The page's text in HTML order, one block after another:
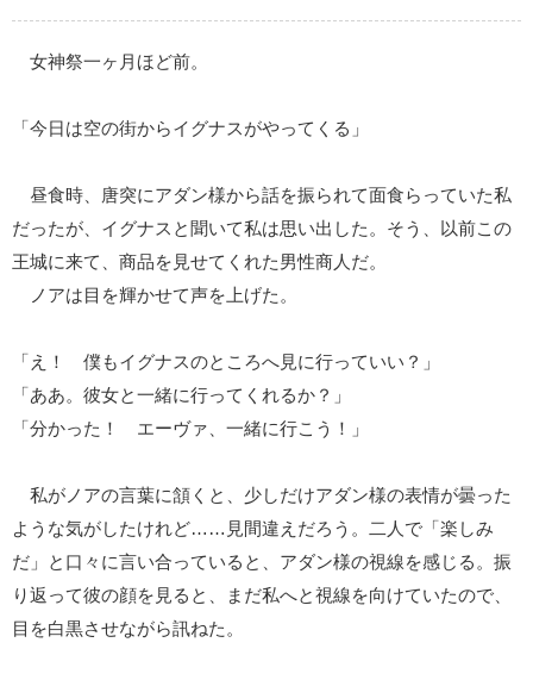
女神祭一ヶ月ほど前。
「今日は空の街からイグナスがやってくる」
昼食時、唐突にアダン様から話を振られて面食らっていた私
だったが、イグナスと聞いて私は思い出した。そう、以前この
王城に来て、商品を見せてくれた男性商人だ。
ノアは目を輝かせて声を上げた。
「え！ 僕もイグナスのところへ見に行っていい？」
「ああ。彼女と一緒に行ってくれるか？」
「分かった！ エーヴァ、一緒に行こう！」
私がノアの言葉に頷くと、少しだけアダン様の表情が曇った
ような気がしたけれど……見間違えだろう。二人で「楽しみ
だ」と口々に言い合っていると、アダン様の視線を感じる。振
り返って彼の顔を見ると、まだ私へと視線を向けていたので、
目を白黒させながら訊ねた。